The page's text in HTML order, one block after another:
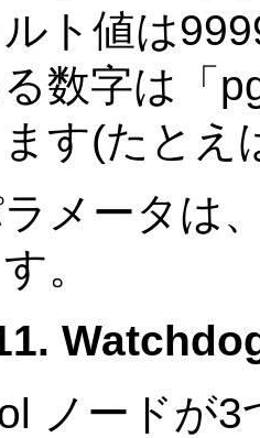
ト値は
数字は「
す(たとえ
メータは
。
ノードが